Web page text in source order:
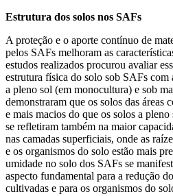
Estrutura dos solos nos SAFs
A proteção e o aporte contínuo de
pelos SAFs melhoram as
estudos realizados procurou avaliar
estrutura física do solo sob SAFs com
a pleno sol (em monocultura) e sob
demonstraram que os solos das áreas
e mais macios do que os solos a pleno
se refletiram também na maior
nas camadas superficiais, onde as
e os organismos do solo estão mais
umidade no solo dos SAFs se
aspecto fundamental para a redução
cultivadas e para os organismos do